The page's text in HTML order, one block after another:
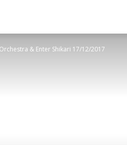
& Enter Shikari 17/12/2017